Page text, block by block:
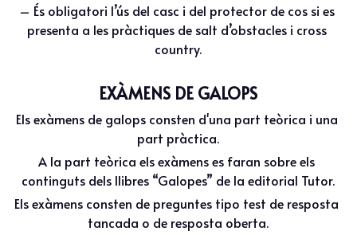
– És obligatori l’ús del casc i del protector de cos si es
presenta a les pràctiques de salt d’obstacles i cross
country.
EXÀMENS DE GALOPS
Els exàmens de galops consten d'una part teòrica i una
part pràctica.
A la part teòrica els exàmens es faran sobre els
continguts dels llibres “Galopes” de la editorial Tutor.
Els exàmens consten de preguntes tipo test de resposta
tancada o de resposta oberta.